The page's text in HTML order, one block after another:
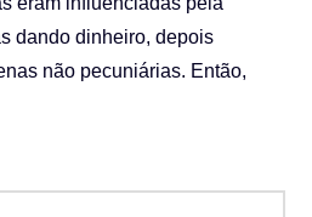
dando dinheiro, depois
não pecuniárias. Então,